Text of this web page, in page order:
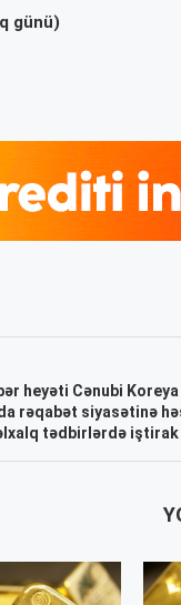
günü)
heyəti Cənubi Koreya
rəqabət siyasətinə
tədbirlərdə iştirak